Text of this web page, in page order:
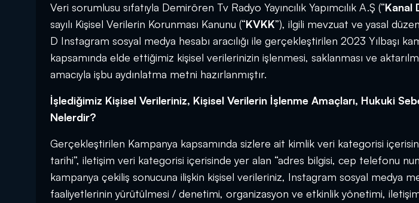
Veri sorumlusu sıfatıyla Demirören Tv Radyo Yayıncılık Yapımcılık A.Ş (“Kanal
sayılı Kişisel Verilerin Korunması Kanunu (“KVKK”), ilgili mevzuat ve yasal
D Instagram sosyal medya hesabı aracılığı ile gerçekleştirilen 2023 Yılbaşı
kapsamında elde ettiğimiz kişisel verilerinizin işlenmesi, saklanması ve
amacıyla işbu aydınlatma metni hazırlanmıştır.
İşlediğimiz Kişisel Verileriniz, Kişisel Verilerin İşlenme Amaçları, Hukuki
Nelerdir?
Gerçekleştirilen Kampanya kapsamında sizlere ait kimlik veri kategorisi
tarihi”, iletişim veri kategorisi içerisinde yer alan “adres bilgisi, cep telefonu
kampanya çekiliş sonucuna ilişkin kişisel verileriniz, Instagram sosyal medya
faaliyetlerinin yürütülmesi / denetimi, organizasyon ve etkinlik yönetimi,